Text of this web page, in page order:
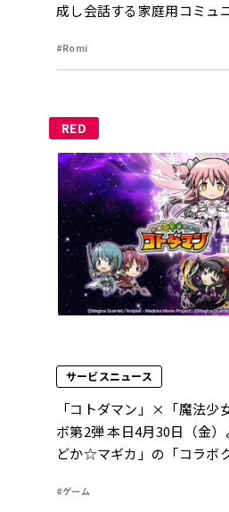
成し会話する家庭用コミュ
#Romi
RED
サービスニュース
「コトダマン」×「魔法
ボ第2弾 本日4月30日（金
どか☆マギカ」の「コラボ
#ゲーム